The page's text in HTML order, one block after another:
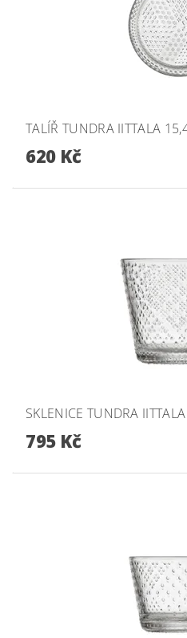
TALÍŘ TUNDRA IITTALA
620 Kč
SKLENICE TUNDRA
795 Kč